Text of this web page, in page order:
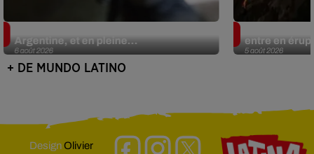
6 août 2026
Argentine, et en pleine...
5 août 2026
entre en
+ DE MUNDO LATINO
DesignOlivier